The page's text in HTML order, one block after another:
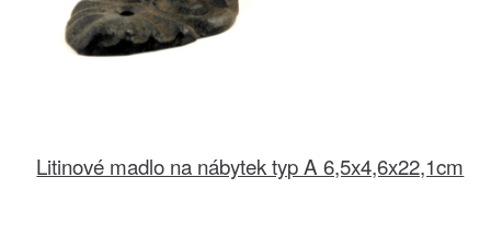
Litinové madlo na nábytek typ A 6,5x4,6x22,1cm